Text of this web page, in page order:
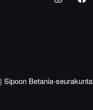
Betania-seurakunta